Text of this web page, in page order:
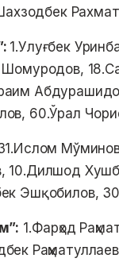
1.Улуғбек
Шомуродов,
60.Ўрал
10.Дилшод
Эшқобилов,
1.Фарҳод